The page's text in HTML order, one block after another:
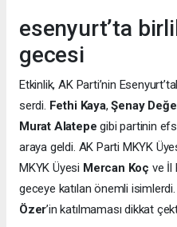
esenyurt’ta
gecesi
Etkinlik, AK Parti’nin
serdi. Fethi Kaya,Şenay
Murat Alatepe gibi partinin
araya geldi. AK Parti MKYK
MKYK Üyesi Mercan Koç ve İl
geceye katılan önemli
Özer’in katılmaması dikkat